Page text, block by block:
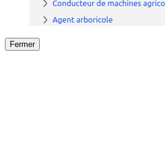
Fermer